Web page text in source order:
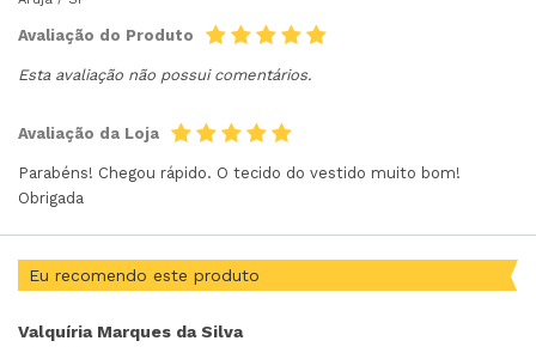
Avaliação do Produto
Esta avaliação não possui comentários.
Avaliação da Loja
Parabéns! Chegou rápido. O tecido do vestido muito bom!
Obrigada
Eu recomendo este produto
Valquíria Marques da Silva